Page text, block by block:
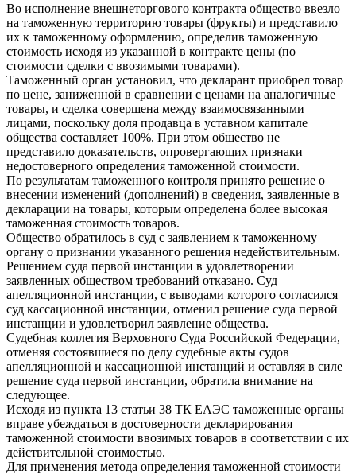
Во исполнение внешнеторгового контракта общество ввезло
на таможенную территорию товары (фрукты) и представило
их к таможенному оформлению, определив таможенную
стоимость исходя из указанной в контракте цены (по
стоимости сделки с ввозимыми товарами).
Таможенный орган установил, что декларант приобрел товар
по цене, заниженной в сравнении с ценами на аналогичные
товары, и сделка совершена между взаимосвязанными
лицами, поскольку доля продавца в уставном капитале
общества составляет 100%. При этом общество не
представило доказательств, опровергающих признаки
недостоверного определения таможенной стоимости.
По результатам таможенного контроля принято решение о
внесении изменений (дополнений) в сведения, заявленные в
декларации на товары, которым определена более высокая
таможенная стоимость товаров.
Общество обратилось в суд с заявлением к таможенному
органу о признании указанного решения недействительным.
Решением суда первой инстанции в удовлетворении
заявленных обществом требований отказано. Суд
апелляционной инстанции, с выводами которого согласился
суд кассационной инстанции, отменил решение суда первой
инстанции и удовлетворил заявление общества.
Судебная коллегия Верховного Суда Российской Федерации,
отменяя состоявшиеся по делу судебные акты судов
апелляционной и кассационной инстанций и оставляя в силе
решение суда первой инстанции, обратила внимание на
следующее.
Исходя из пункта 13 статьи 38 ТК ЕАЭС таможенные органы
вправе убеждаться в достоверности декларирования
таможенной стоимости ввозимых товаров в соответствии с их
действительной стоимостью.
Для применения метода определения таможенной стоимости